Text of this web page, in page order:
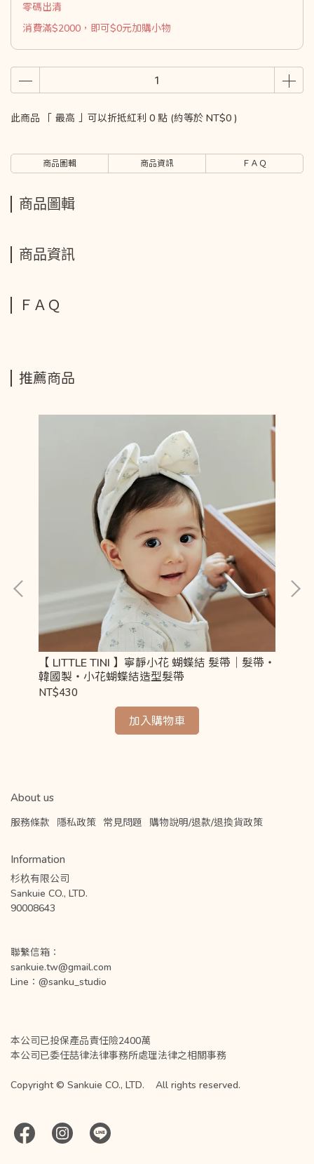
零碼出清
消費滿$2000，即可$0元加購小物
此商品 「 最高 」可以折抵紅利 0 點 (約等於 NT$0 )
商品圖輯 商品資訊 ＦＡＱ
商品圖輯
商品資訊
ＦＡＱ
推薦商品
【 LITTLE TINI 】寧靜小花 蝴蝶結 髮帶｜髮帶・
韓國製・小花蝴蝶結造型髮帶
NT$430
加入購物車
About us
服務條款 隱私政策 常見問題 購物說明/退款/退換貨政策
Information
杉杦有限公司
Sankuie CO., LTD.
90008643
聯繫信箱：
sankuie.tw@gmail.com
Line：@sanku_studio
本公司已投保產品責任險2400萬
本公司已委任喆律法律事務所處理法律之相關事務
Copyright © Sankuie CO., LTD.    All rights reserved.